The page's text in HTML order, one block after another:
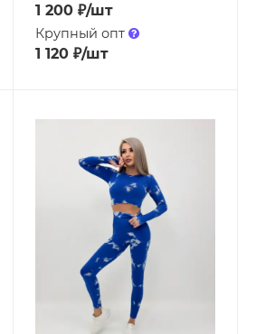
1 200₽/шт
Крупный опт
1 120₽/шт